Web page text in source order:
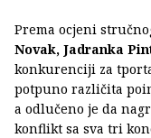
Prema ocjeni
Novak, Jadranka
konkurenciji za
potpuno različita
a odlučeno je da
konflikt sa sva tri